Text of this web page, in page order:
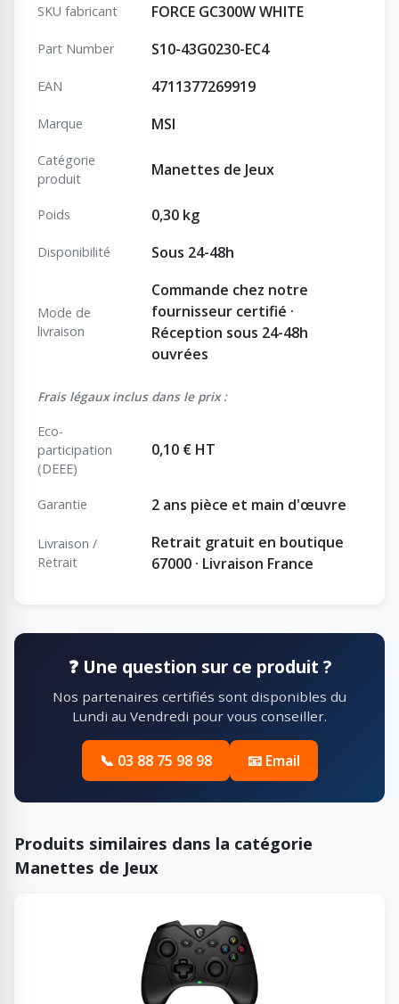
SKU fabricant FORCE GC300W WHITE
Part Number S10-43G0230-EC4
EAN 4711377269919
Marque MSI
Catégorie
produit
Manettes de Jeux
Poids 0,30 kg
Disponibilité Sous 24-48h
Mode de
livraison
Commande chez notre
fournisseur certifié ·
Réception sous 24-48h
ouvrées
Frais légaux inclus dans le prix :
Eco-
participation
(DEEE)
0,10 € HT
Garantie 2 ans pièce et main d'œuvre
Livraison /
Retrait
Retrait gratuit en boutique
67000 · Livraison France
❓ Une question sur ce produit ?
Nos partenaires certifiés sont disponibles du
Lundi au Vendredi pour vous conseiller.
📞 03 88 75 98 98 📧 Email
Produits similaires dans la catégorie
Manettes de Jeux